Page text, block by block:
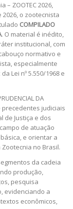
– ZOOTEC 2026,
2026, o zootecnista
COMPILADO
. O material é inédito,
institucional, com
normativo e
especialmente
Lei nº 5.550/1968 e
DA
precedentes judiciais
de Justiça e dos
de atuação
e orientar a
no Brasil.
da cadeia
produção,
pesquisa
evidenciando a
econômicos,